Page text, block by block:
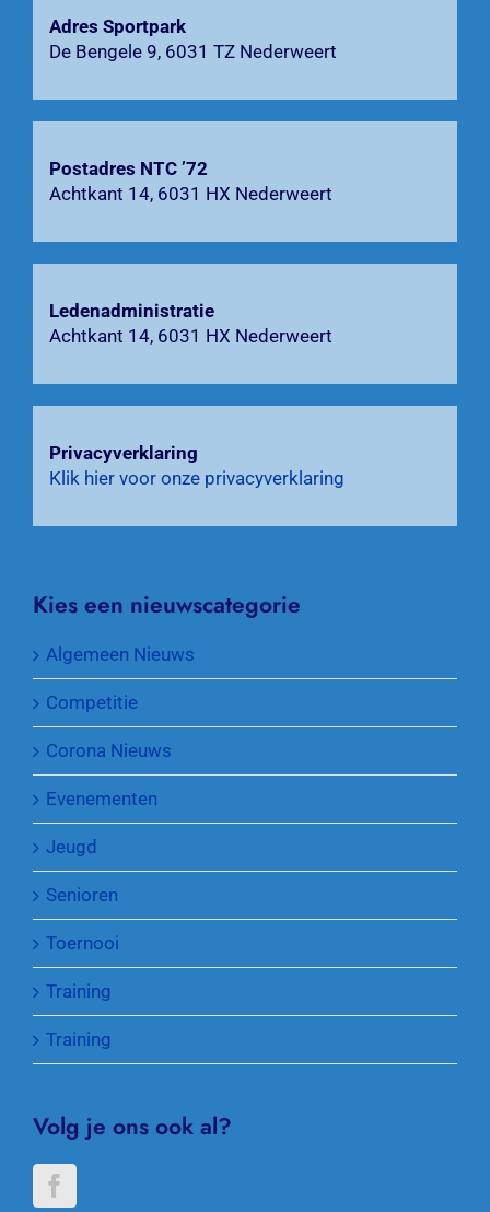
Bardienst
Zoeken
naar:
Adres Sportpark
De Bengele 9, 6031 TZ Nederweert
Postadres NTC ’72
Achtkant 14, 6031 HX Nederweert
Ledenadministratie
Achtkant 14, 6031 HX Nederweert
Privacyverklaring
Klik hier voor onze privacyverklaring
Kies een nieuwscategorie
Algemeen Nieuws
Competitie
Corona Nieuws
Evenementen
Jeugd
Senioren
Toernooi
Training
Training
Volg je ons ook al?